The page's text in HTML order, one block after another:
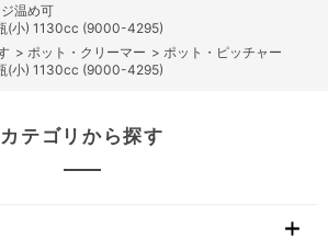
温め可
(小) 1130cc (9000-4295)
> ポット・クリーマー > ポット・ピッチャー
(小) 1130cc (9000-4295)
カテゴリから探す